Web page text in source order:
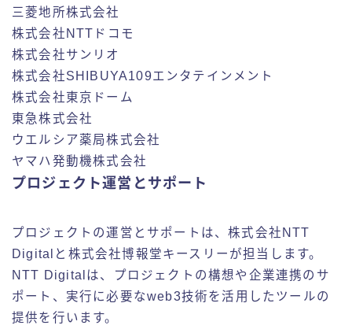
三菱地所株式会社
株式会社NTTドコモ
株式会社サンリオ
株式会社SHIBUYA109エンタテインメント
株式会社東京ドーム
東急株式会社
ウエルシア薬局株式会社
ヤマハ発動機株式会社
プロジェクト運営とサポート
プロジェクトの運営とサポートは、株式会社NTT
Digitalと株式会社博報堂キースリーが担当します。
NTT Digitalは、プロジェクトの構想や企業連携のサ
ポート、実行に必要なweb3技術を活用したツールの
提供を行います。